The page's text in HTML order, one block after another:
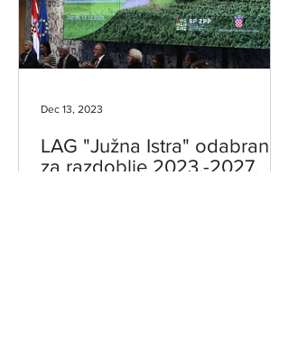
LAG "Južna Istra" odabran
za razdoblje 2023.-2027.
Dec 13, 2023